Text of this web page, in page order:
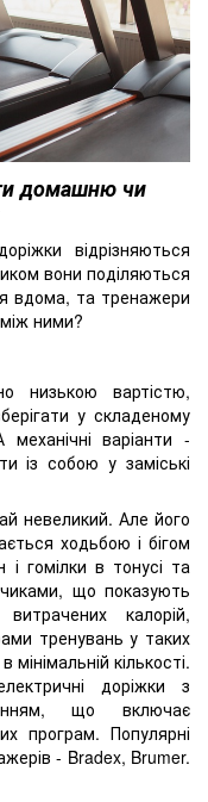
домашню чи
відрізняються
вони поділяються
вдома, та тренажери
ними?
низькою вартістю,
у складеному
варіанти -
із собою у заміські
невеликий. Але його
ходьбою і бігом
і гомілки в тонусі та
що показують
калорій,
тренувань у таких
кількості.
доріжки з
що включає
програм. Популярні
- Bradex, Brumer.